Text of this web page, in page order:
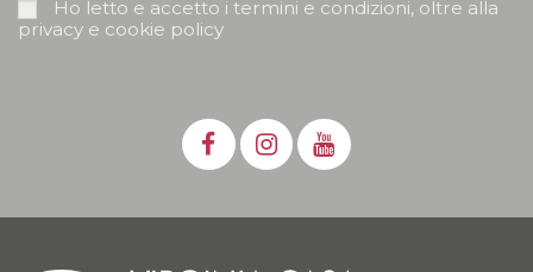
Ho letto e accetto i termini e condizioni, oltre alla
privacy e cookie policy